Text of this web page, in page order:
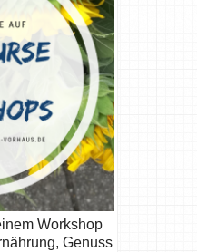
Workshop
Genuss